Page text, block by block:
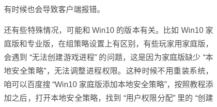
有时候也会导致客户端报错。
还有些特殊情况，可能和 Win10 的版本有关。比如 Win10 家
庭版和专业版，在组策略设置上有区别，有些玩家用家庭版，
会遇到 “无法创建游戏进程” 的问题，这是因为家庭版缺少 “本
地安全策略”，无法调整进程权限。这种时候不用重装系统，
咱可以百度搜 “Win10 家庭版添加本地安全策略”，按照教程添
加之后，打开本地安全策略，找到 “用户权限分配” 里的 “创建